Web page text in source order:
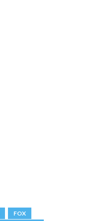
FOX